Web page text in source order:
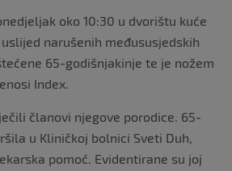
oko 10:30 u dvorištu kuće
narušenih međususjedskih
65-godišnjakinje te je nožem
Index.
članovi njegove porodice. 65-
u Kliničkoj bolnici Sveti Duh,
pomoć. Evidentirane su joj